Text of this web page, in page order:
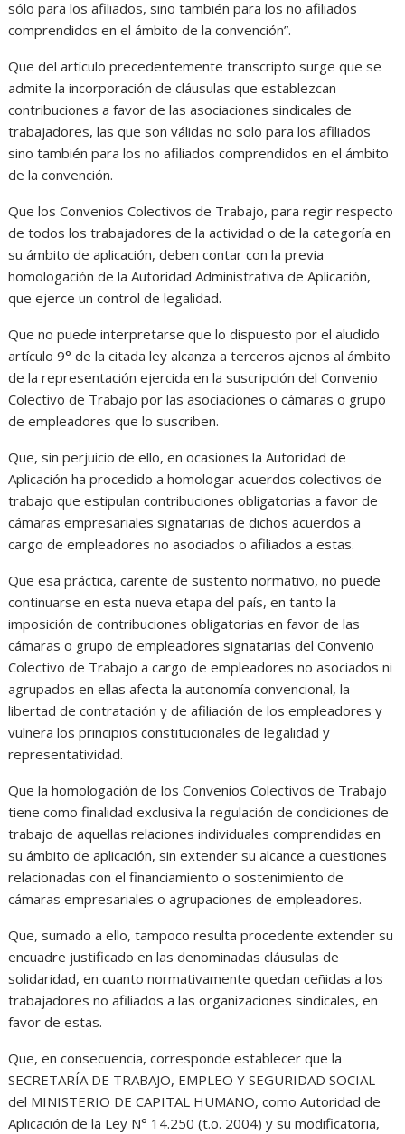
sólo para los afiliados, sino también para los no afiliados
comprendidos en el ámbito de la convención”.
Que del artículo precedentemente transcripto surge que se
admite la incorporación de cláusulas que establezcan
contribuciones a favor de las asociaciones sindicales de
trabajadores, las que son válidas no solo para los afiliados
sino también para los no afiliados comprendidos en el ámbito
de la convención.
Que los Convenios Colectivos de Trabajo, para regir respecto
de todos los trabajadores de la actividad o de la categoría en
su ámbito de aplicación, deben contar con la previa
homologación de la Autoridad Administrativa de Aplicación,
que ejerce un control de legalidad.
Que no puede interpretarse que lo dispuesto por el aludido
artículo 9° de la citada ley alcanza a terceros ajenos al ámbito
de la representación ejercida en la suscripción del Convenio
Colectivo de Trabajo por las asociaciones o cámaras o grupo
de empleadores que lo suscriben.
Que, sin perjuicio de ello, en ocasiones la Autoridad de
Aplicación ha procedido a homologar acuerdos colectivos de
trabajo que estipulan contribuciones obligatorias a favor de
cámaras empresariales signatarias de dichos acuerdos a
cargo de empleadores no asociados o afiliados a estas.
Que esa práctica, carente de sustento normativo, no puede
continuarse en esta nueva etapa del país, en tanto la
imposición de contribuciones obligatorias en favor de las
cámaras o grupo de empleadores signatarias del Convenio
Colectivo de Trabajo a cargo de empleadores no asociados ni
agrupados en ellas afecta la autonomía convencional, la
libertad de contratación y de afiliación de los empleadores y
vulnera los principios constitucionales de legalidad y
representatividad.
Que la homologación de los Convenios Colectivos de Trabajo
tiene como finalidad exclusiva la regulación de condiciones de
trabajo de aquellas relaciones individuales comprendidas en
su ámbito de aplicación, sin extender su alcance a cuestiones
relacionadas con el financiamiento o sostenimiento de
cámaras empresariales o agrupaciones de empleadores.
Que, sumado a ello, tampoco resulta procedente extender su
encuadre justificado en las denominadas cláusulas de
solidaridad, en cuanto normativamente quedan ceñidas a los
trabajadores no afiliados a las organizaciones sindicales, en
favor de estas.
Que, en consecuencia, corresponde establecer que la
SECRETARÍA DE TRABAJO, EMPLEO Y SEGURIDAD SOCIAL
del MINISTERIO DE CAPITAL HUMANO, como Autoridad de
Aplicación de la Ley N° 14.250 (t.o. 2004) y su modificatoria,